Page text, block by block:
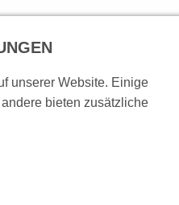
unserer Website. Einige
bieten zusätzliche